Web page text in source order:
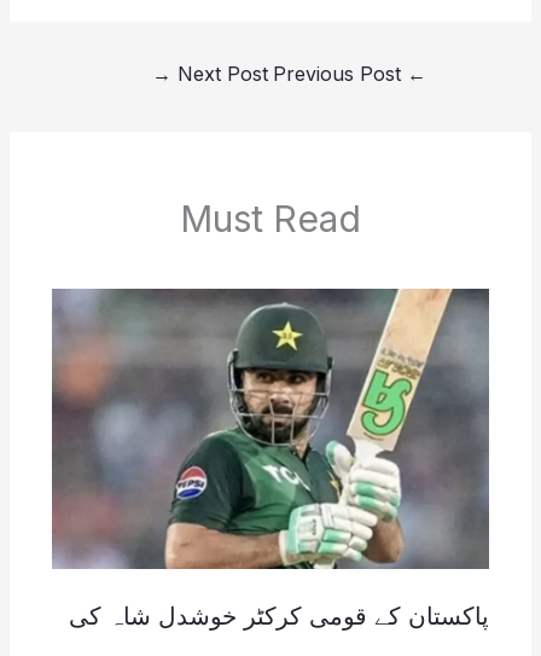
←
Next Post
→
Must Read
پاکستان کے قومی کرکٹر خوشدل شاہ کی